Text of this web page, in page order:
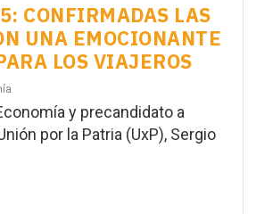
CONFIRMADAS LAS
UNA EMOCIONANTE
LOS VIAJEROS
y precandidato a
por la Patria (UxP), Sergio